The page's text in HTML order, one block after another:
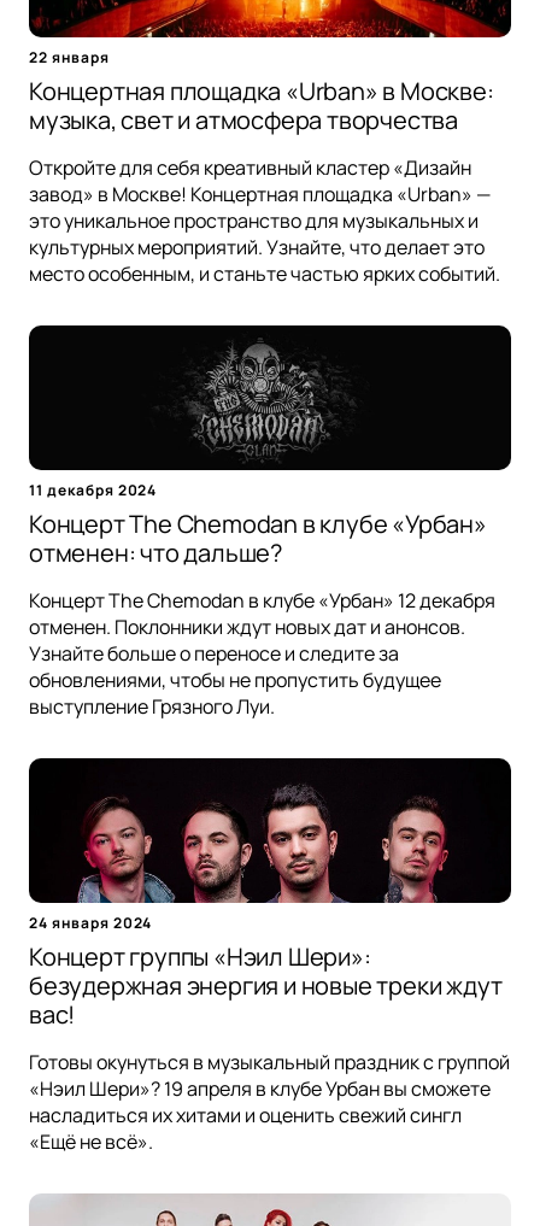
22 января
Концертная площадка «Urban» в Москве:
музыка, свет и атмосфера творчества
Откройте для себя креативный кластер «Дизайн
завод» в Москве! Концертная площадка «Urban» —
это уникальное пространство для музыкальных и
культурных мероприятий. Узнайте, что делает это
место особенным, и станьте частью ярких событий.
11 декабря 2024
Концерт The Chemodan в клубе «Урбан»
отменен: что дальше?
Концерт The Chemodan в клубе «Урбан» 12 декабря
отменен. Поклонники ждут новых дат и анонсов.
Узнайте больше о переносе и следите за
обновлениями, чтобы не пропустить будущее
выступление Грязного Луи.
24 января 2024
Концерт группы «Нэил Шери»:
безудержная энергия и новые треки ждут
вас!
Готовы окунуться в музыкальный праздник с группой
«Нэил Шери»? 19 апреля в клубе Урбан вы сможете
насладиться их хитами и оценить свежий сингл
«Ещё не всё».